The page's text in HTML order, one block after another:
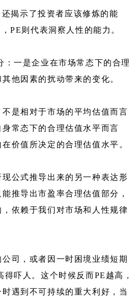
揭示了投资者应该修炼的能
PE则代表洞察人性的能力。
：一是企业在市场常态下的合理
他因素的扰动带来的变化。
是相对于市场的平均估值而言
常态下的合理估值水平而言
价值所决定的合理估值水平。
公式推导出来的另一种表达形
推导出市盈率合理估值部分，
依赖于我们对市场和人性规律
司，或者因一时困境业绩短期
吓人。这个时候反而PE越高，
遇到不可持续的重大利好，当